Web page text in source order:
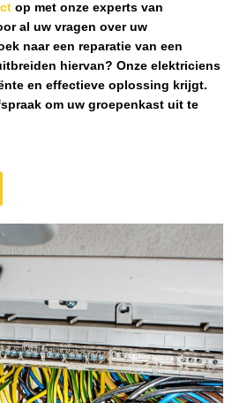
op met onze experts van
al uw vragen over uw
naar een reparatie van een
hiervan? Onze elektriciens
en effectieve oplossing krijgt.
om uw groepenkast uit te